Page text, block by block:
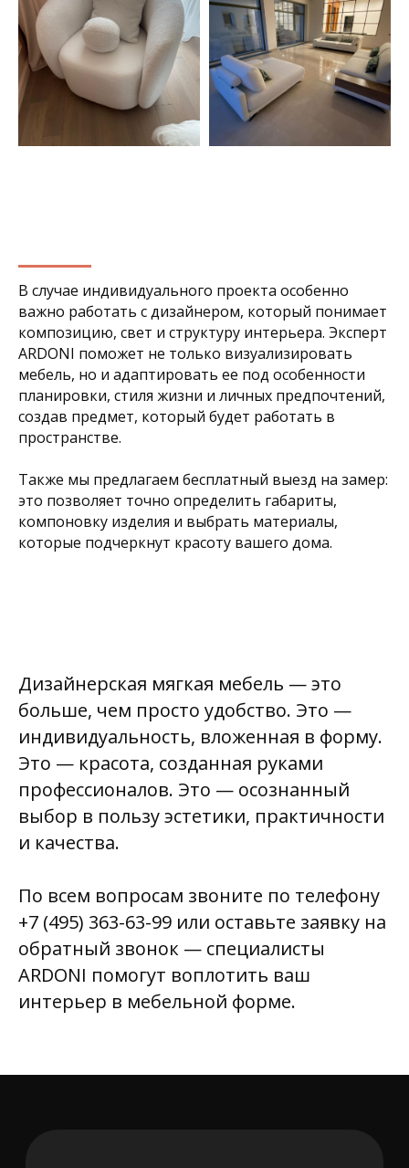
В случае индивидуального проекта особенно
важно работать с дизайнером, который понимает
композицию, свет и структуру интерьера. Эксперт
ARDONI поможет не только визуализировать
мебель, но и адаптировать ее под особенности
планировки, стиля жизни и личных предпочтений,
создав предмет, который будет работать в
пространстве.
Также мы предлагаем бесплатный выезд на замер:
это позволяет точно определить габариты,
компоновку изделия и выбрать материалы,
которые подчеркнут красоту вашего дома.
Дизайнерская мягкая мебель — это
больше, чем просто удобство. Это —
индивидуальность, вложенная в форму.
Это — красота, созданная руками
профессионалов. Это — осознанный
выбор в пользу эстетики, практичности
и качества.
По всем вопросам звоните по телефону
+7 (495) 363-63-99 или оставьте заявку на
обратный звонок — специалисты
ARDONI помогут воплотить ваш
интерьер в мебельной форме.
Начать
+7 (495) 363-63-99
По всем вопросам
Химки, Бутаково, д. 4
ежедневно с 10.00 до 22.00
ТК Гранд
ул. Ленинская Слобода, д. 26, эт. 1
ежедневно с 10.00 до 22.00
ТК Roomer
ШОУРУМЫ ARDONI